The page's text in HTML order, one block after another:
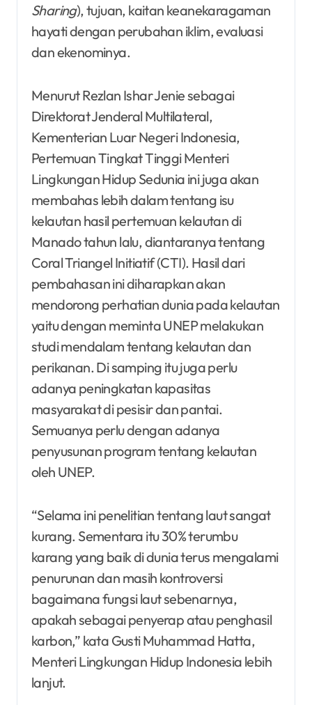
Sharing), tujuan, kaitan keanekaragaman
hayati dengan perubahan iklim, evaluasi
dan ekenominya.
Menurut Rezlan Ishar Jenie sebagai
Direktorat Jenderal Multilateral,
Kementerian Luar Negeri Indonesia,
Pertemuan Tingkat Tinggi Menteri
Lingkungan Hidup Sedunia ini juga akan
membahas lebih dalam tentang isu
kelautan hasil pertemuan kelautan di
Manado tahun lalu, diantaranya tentang
Coral Triangel Initiatif (CTI). Hasil dari
pembahasan ini diharapkan akan
mendorong perhatian dunia pada kelautan
yaitu dengan meminta UNEP melakukan
studi mendalam tentang kelautan dan
perikanan. Di samping itu juga perlu
adanya peningkatan kapasitas
masyarakat di pesisir dan pantai.
Semuanya perlu dengan adanya
penyusunan program tentang kelautan
oleh UNEP.
“Selama ini penelitian tentang laut sangat
kurang. Sementara itu 30% terumbu
karang yang baik di dunia terus mengalami
penurunan dan masih kontroversi
bagaimana fungsi laut sebenarnya,
apakah sebagai penyerap atau penghasil
karbon,” kata Gusti Muhammad Hatta,
Menteri Lingkungan Hidup Indonesia lebih
lanjut.